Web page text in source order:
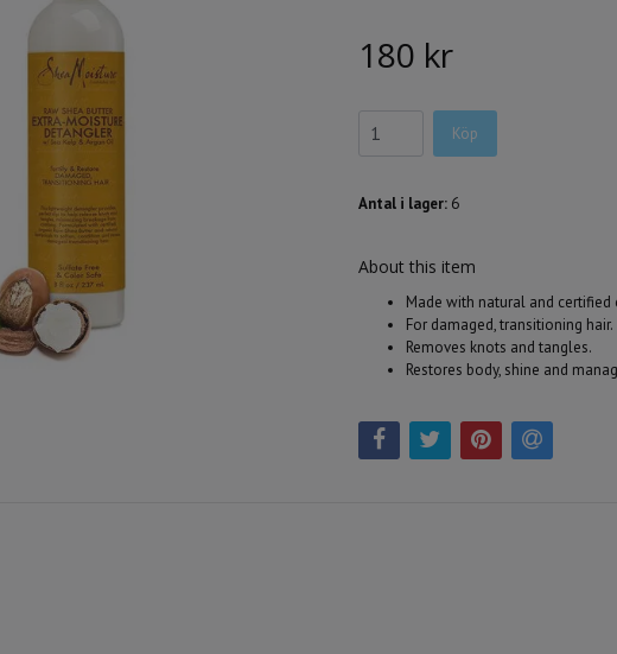
180 kr
Köp
Antal i lager: 6
About this item
Made with natural and certified
For damaged, transitioning hair.
Removes knots and tangles.
Restores body, shine and